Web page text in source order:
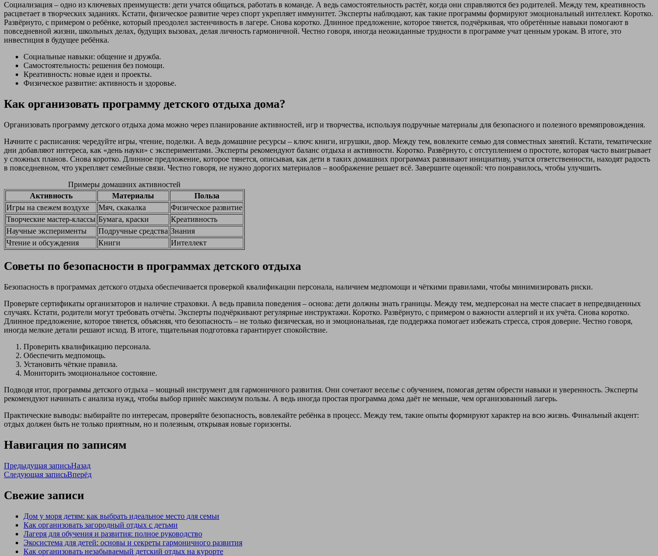
Социализация – одно из ключевых преимуществ: дети учатся общаться, работать в команде. А ведь самостоятельность растёт, когда они справляются без родителей. Между тем, креативность
расцветает в творческих заданиях. Кстати, физическое развитие через спорт укрепляет иммунитет. Эксперты наблюдают, как такие программы формируют эмоциональный интеллект. Коротко.
Развёрнуто, с примером о ребёнке, который преодолел застенчивость в лагере. Снова коротко. Длинное предложение, которое тянется, подчёркивая, что обретённые навыки помогают в
повседневной жизни, школьных делах, будущих вызовах, делая личность гармоничной. Честно говоря, иногда неожиданные трудности в программе учат ценным урокам. В итоге, это
инвестиция в будущее ребёнка.
Социальные навыки: общение и дружба.
Самостоятельность: решения без помощи.
Креативность: новые идеи и проекты.
Физическое развитие: активность и здоровье.
Как организовать программу детского отдыха дома?
Организовать программу детского отдыха дома можно через планирование активностей, игр и творчества, используя подручные материалы для безопасного и полезного времяпровождения.
Начните с расписания: чередуйте игры, чтение, поделки. А ведь домашние ресурсы – ключ: книги, игрушки, двор. Между тем, вовлеките семью для совместных занятий. Кстати, тематические
дни добавляют интереса, как «день науки» с экспериментами. Эксперты рекомендуют баланс отдыха и активности. Коротко. Развёрнуто, с отступлением о простоте, которая часто выигрывает
у сложных планов. Снова коротко. Длинное предложение, которое тянется, описывая, как дети в таких домашних программах развивают инициативу, учатся ответственности, находят радость
в повседневном, что укрепляет семейные связи. Честно говоря, не нужно дорогих материалов – воображение решает всё. Завершите оценкой: что понравилось, чтобы улучшить.
Примеры домашних активностей
Активность
Материалы
Польза
Игры на свежем воздухе
Мяч, скакалка
Физическое развитие
Творческие мастер-классы Бумага, краски
Креативность
Научные эксперименты
Подручные средства Знания
Чтение и обсуждения
Книги Интеллект
Советы по безопасности в программах детского отдыха
Безопасность в программах детского отдыха обеспечивается проверкой квалификации персонала, наличием медпомощи и чёткими правилами, чтобы минимизировать риски.
Проверьте сертификаты организаторов и наличие страховки. А ведь правила поведения – основа: дети должны знать границы. Между тем, медперсонал на месте спасает в непредвиденных
случаях. Кстати, родители могут требовать отчёты. Эксперты подчёркивают регулярные инструктажи. Коротко. Развёрнуто, с примером о важности аллергий и их учёта. Снова коротко.
Длинное предложение, которое тянется, объясняя, что безопасность – не только физическая, но и эмоциональная, где поддержка помогает избежать стресса, строя доверие. Честно говоря,
иногда мелкие детали решают исход. В итоге, тщательная подготовка гарантирует спокойствие.
Проверить квалификацию персонала.
Обеспечить медпомощь.
Установить чёткие правила.
Мониторить эмоциональное состояние.
Подводя итог, программы детского отдыха – мощный инструмент для гармоничного развития. Они сочетают веселье с обучением, помогая детям обрести навыки и уверенность. Эксперты
рекомендуют начинать с анализа нужд, чтобы выбор принёс максимум пользы. А ведь иногда простая программа дома даёт не меньше, чем организованный лагерь.
Практические выводы: выбирайте по интересам, проверяйте безопасность, вовлекайте ребёнка в процесс. Между тем, такие опыты формируют характер на всю жизнь. Финальный акцент:
отдых должен быть не только приятным, но и полезным, открывая новые горизонты.
Навигация по записям
Предыдущая записьНазад
Следующая записьВперёд
Свежие записи
Дом у моря детям: как выбрать идеальное место для семьи
Как организовать загородный отдых с детьми
Лагеря для обучения и развития: полное руководство
Экосистема для детей: основы и секреты гармоничного развития
Как организовать незабываемый детский отдых на курорте